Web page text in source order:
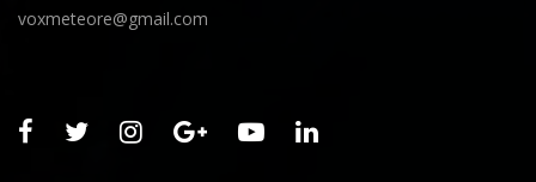
voxmeteore@gmail.com